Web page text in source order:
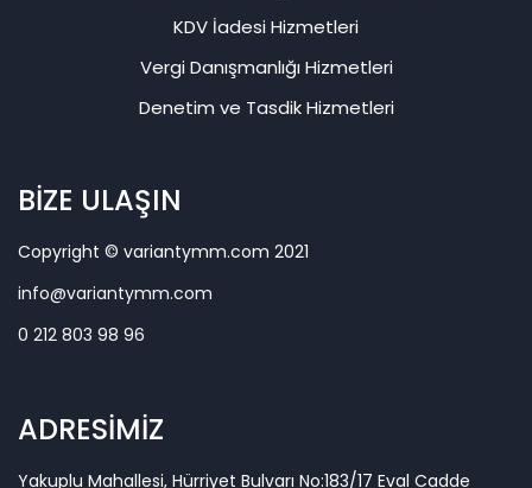
KDV İadesi Hizmetleri
Vergi Danışmanlığı Hizmetleri
Denetim ve Tasdik Hizmetleri
BİZE ULAŞIN
Copyright © variantymm.com 2021
info@variantymm.com
0 212 803 98 96
ADRESİMİZ
Yakuplu Mahallesi, Hürriyet Bulvarı No:183/17 Eval Cadde